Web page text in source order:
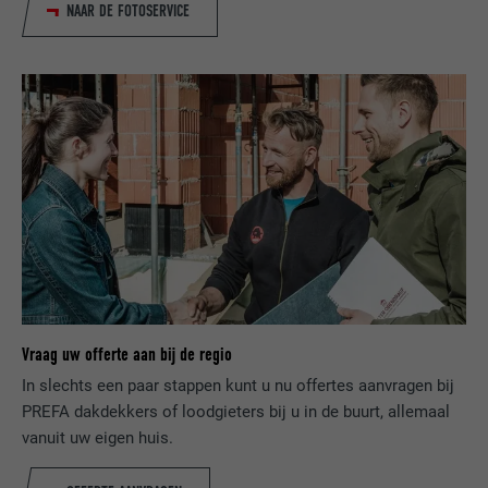
NAAR DE FOTOSERVICE
Vraag uw offerte aan bij de regio
In slechts een paar stappen kunt u nu offertes aanvragen bij
PREFA dakdekkers of loodgieters bij u in de buurt, allemaal
vanuit uw eigen huis.
AANBIEDER Google Universal Analytics
VERVALTIJD 1 dag
DOEL
Registreert een eenduidige ID, die gebruikt
wordt om statistische gegevens te
genereren m.b.t. het gebruik van de
website door de bezoeker.
NAAM _gaexp
AANBIEDER Google Optimize
VERVALTIJD
Wordt bij wijze van test geplaatst om te
controleren of de browser het plaatsen
van cookies toestaat. Bevat geen
moet zijn.
NAAM lang
AANBIEDER ads.linkedin.com
VERVALTIJD Sessie
DOEL
Slaat de door de gebruiker geselecteerde
taalversie van een website op.
AANBIEDER LinkedIn
VERVALTIJD Sessie